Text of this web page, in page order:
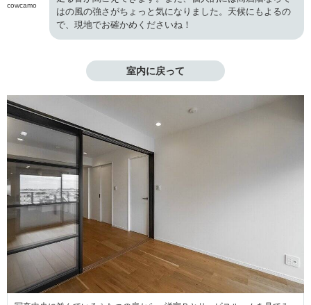
cowcamo
はの風の強さがちょっと気になりました。天候にもよるの
で、現地でお確かめくださいね！
室内に戻って